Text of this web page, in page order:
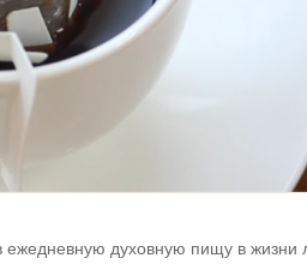
духовную пищу в